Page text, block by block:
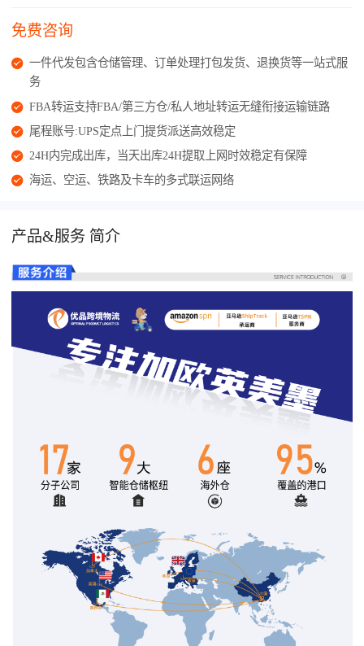
免费咨询
一件代发包含仓储管理、订单处理打包发货、退换货等一站式服
务
FBA转运支持FBA/第三方仓/私人地址转运无缝衔接运输链路
尾程账号:UPS定点上门提货派送高效稳定
24H内完成出库，当天出库24H提取上网时效稳定有保障
海运、空运、铁路及卡车的多式联运网络
产品&服务 简介